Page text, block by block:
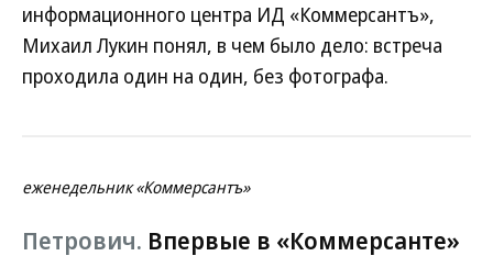
информационного центра ИД «Коммерсантъ»,
Михаил Лукин понял, в чем было дело: встреча
проходила один на один, без фотографа.
еженедельник «Коммерсантъ»
Петрович. Впервые в «Коммерсанте»